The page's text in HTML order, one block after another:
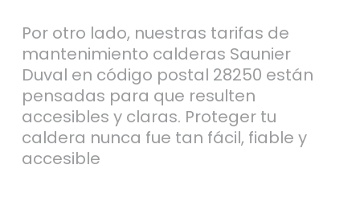
Por otro lado, nuestras tarifas de
mantenimiento calderas Saunier
Duval en código postal 28250 están
pensadas para que resulten
accesibles y claras. Proteger tu
caldera nunca fue tan fácil, fiable y
accesible